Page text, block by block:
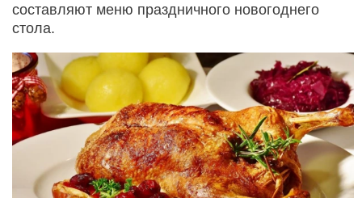
составляют меню праздничного новогоднего
стола.